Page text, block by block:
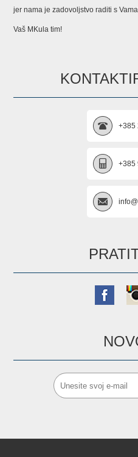
jer nama je zadovoljstvo raditi s
Vaš MKula tim!
+385
+385